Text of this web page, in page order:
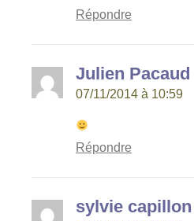
Répondre
Julien Pacaud
07/11/2014 à 10:59
Répondre
sylvie capillon